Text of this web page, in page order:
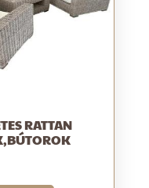
RATTAN